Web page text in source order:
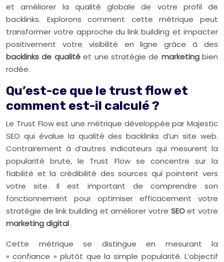
et améliorer la qualité globale de votre profil de
backlinks. Explorons comment cette métrique peut
transformer votre approche du link building et impacter
positivement votre visibilité en ligne grâce à des
backlinks de qualitéet une stratégie de marketing bien
rodée.
Qu’est-ce que le trust flow et
comment est-il calculé ?
Le Trust Flow est une métrique développée par Majestic
SEO qui évalue la qualité des backlinks d’un site web.
Contrairement à d’autres indicateurs qui mesurent la
popularité brute, le Trust Flow se concentre sur la
fiabilité et la crédibilité des sources qui pointent vers
votre site. Il est important de comprendre son
fonctionnement pour optimiser efficacement votre
stratégie de link building et améliorer votre SEOet votre
marketing digital.
Cette métrique se distingue en mesurant la
« confiance » plutôt que la simple popularité. L’objectif